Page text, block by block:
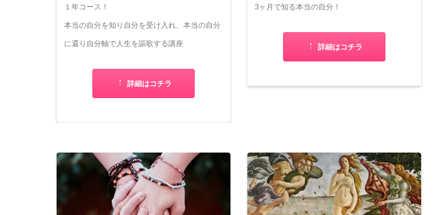
１年コース！
本当の自分を知り自分を受け入れ、本当の自分
に還り自分軸で人生を謳歌する講座
詳細はコチラ
3ヶ月で知る本当の自分！
詳細はコチラ